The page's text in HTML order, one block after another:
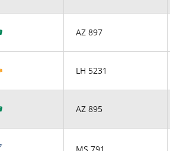
AZ 897
LH 5231
AZ 895